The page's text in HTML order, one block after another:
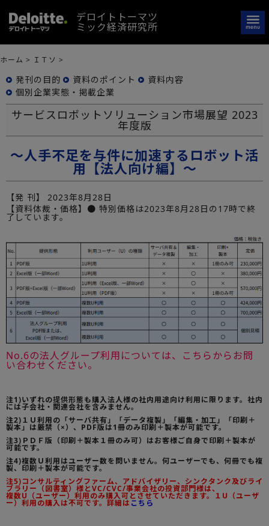
デロイトトーマツ
ミック経済研究所
ホーム > ＩＴソ >
発刊の目的 資料のポイント
資料内容
個別企業実態・掲載企業
サービスロボットソリューション市場展望 2023
年度版
～人手不足を与件に加速するロボット活
用【法人向け編】～
【発 刊】
2023年8月28日
【資料体裁・価格】● 特別価格は2023年8月28日の17時で終
了しています。
No.6の法人グループ利用については、こちらからお問
い合わせください。
注1)いずれの提供形態も購入法人様の社内用途向け利用に限ります。社内
には子会社・関連会社を含みません。
注2)１Ｕ利用の「サーバ共有」「データ複製」「編集・加工」「印刷＋
製本」は厳禁（×）、PDF版は1冊のみ印刷＋製本が可能です。
注3)ＰＤＦ版（印刷＋製本１冊のみ可）はお客様ご自身で印刷＋製本が
可能です。
注4)複数Ｕ利用はユーザー数を問いません。何ユーザーでも、何冊でも複
製、印刷＋製本が可能です。
注5)コンサルティングファーム、アドバイザリー、シンクタンク及びライ
ブラリー（図書室）様とVC/CVC/事業会社の投資部門様は、
複数U（ユーザー）利用のみ購入可とさせていただきます。１U（ユーザ
ー）利用の購入は不可です。詳細は こちら